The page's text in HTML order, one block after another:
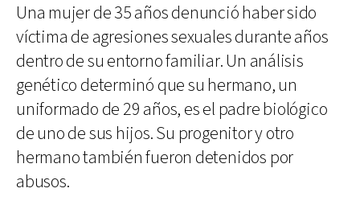
Una mujer de 35 años denunció haber sido
víctima de agresiones sexuales durante años
dentro de su entorno familiar. Un análisis
genético determinó que su hermano, un
uniformado de 29 años, es el padre biológico
de uno de sus hijos. Su progenitor y otro
hermano también fueron detenidos por
abusos.